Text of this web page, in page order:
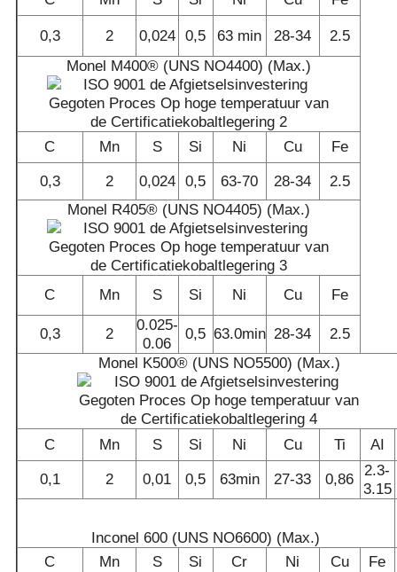
0,3 2 0,024 0,5 63 min 28-34
2.5
Monel M400® (UNS NO4400) (Max.)
C Mn S Si Ni Cu
Fe
0,3
2 0,024 0,5 63-70 28-34
2.5
Monel R405® (UNS NO4405) (Max.)
C Mn S Si Ni Cu Fe
0,3 2
0.025-
0.06
0,5 63.0min 28-34
2.5
Monel K500® (UNS NO5500) (Max.)
C Mn S Si Ni Cu Ti
AI
0,1
2 0,01 0,5 63min 27-33 0,86
2.3-
3.15
Inconel 600 (UNS NO6600) (Max.)
C
Mn S Si Cr Ni Cu
Fe